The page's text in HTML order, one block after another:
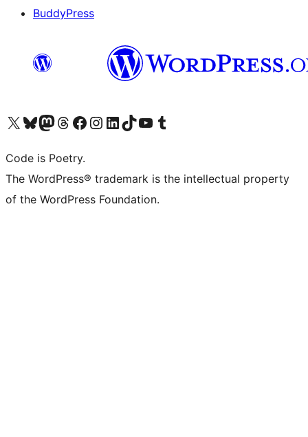
BuddyPress
Navštivte náš účet na X (dříve Twitter)
Navštivte náš Bluesky účetNavštivte náš účet Mastodon
Navštivte náš Threads účetNavštivte naši stránku na Facebooku
Navštivte náš Instagram účetNavštivte náš LinkedIn účetNavštivte náš TikTok účetNavštivte náš YouTube kanálNavštivte náš Tumblr účet
Code is Poetry.
The WordPress® trademark is the intellectual property
of the WordPress Foundation.